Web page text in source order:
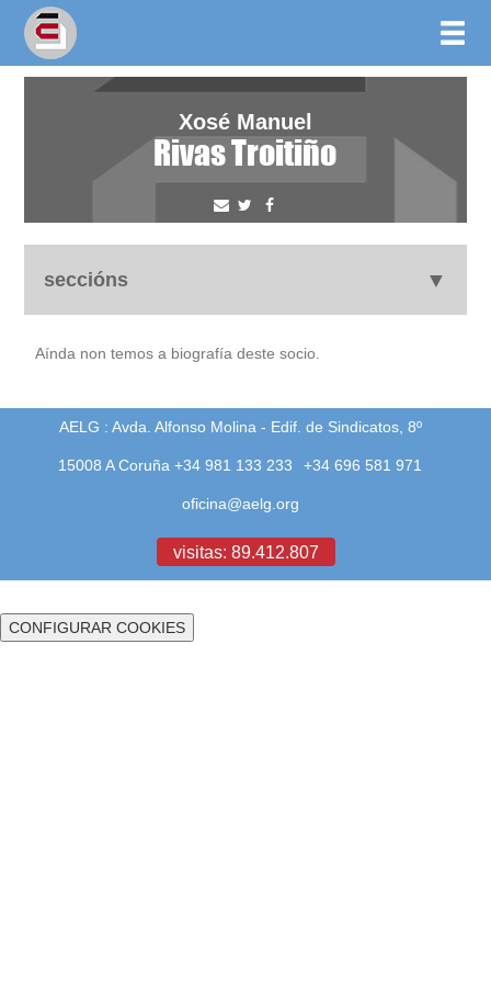
Xosé Manuel
Rivas Troitiño
seccións
biografía
Aínda non temos a biografía deste socio.
AELG : Avda. Alfonso Molina - Edif. de Sindicatos, 8º
15008 A Coruña +34 981 133 233 +34 696 581 971
oficina@aelg.org
visitas: 89.412.807
CONFIGURAR COOKIES